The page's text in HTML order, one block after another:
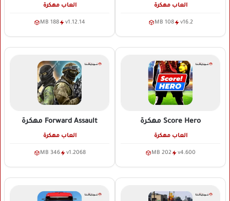
العاب مهكرة
v16.2
108 MB
العاب مهكرة
v1.12.14
188 MB
Score Hero مهكرة
العاب مهكرة
v4.600
202 MB
Forward Assault مهكرة
العاب مهكرة
v1.2068
346 MB